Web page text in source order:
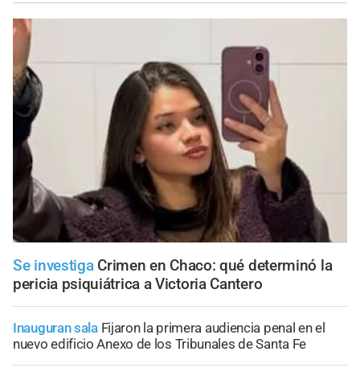
Se investiga Crimen en Chaco: qué determinó la
pericia psiquiátrica a Victoria Cantero
Inauguran sala Fijaron la primera audiencia penal en el
nuevo edificio Anexo de los Tribunales de Santa Fe